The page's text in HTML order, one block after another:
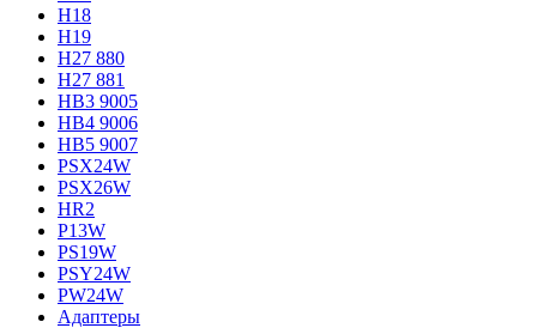
H18
H19
H27 880
H27 881
HB3 9005
HB4 9006
HB5 9007
PSX24W
PSX26W
HR2
P13W
PS19W
PSY24W
PW24W
Адаптеры